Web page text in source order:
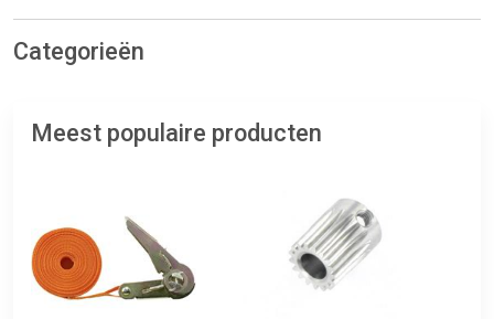
Categorieën
Meest populaire producten